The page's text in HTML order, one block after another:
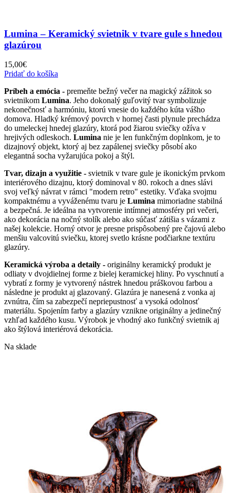
Lumina – Keramický svietnik v tvare gule s hnedou
glazúrou
15,00€
Pridať do košíka
Príbeh a emócia - premeňte bežný večer na magický zážitok so
svietnikom Lumina. Jeho dokonalý guľovitý tvar symbolizuje
nekonečnosť a harmóniu, ktorú vnesie do každého kúta vášho
domova. Hladký krémový povrch v hornej časti plynule prechádza
do umeleckej hnedej glazúry, ktorá pod žiarou sviečky ožíva v
hrejivých odleskoch. Lumina nie je len funkčným doplnkom, je to
dizajnový objekt, ktorý aj bez zapálenej sviečky pôsobí ako
elegantná socha vyžarujúca pokoj a štýl.
Tvar, dizajn a využitie - svietnik v tvare gule je ikonickým prvkom
interiérového dizajnu, ktorý dominoval v 80. rokoch a dnes slávi
svoj veľký návrat v rámci "modern retro" estetiky. Vďaka svojmu
kompaktnému a vyváženému tvaru je Lumina mimoriadne stabilná
a bezpečná. Je ideálna na vytvorenie intímnej atmosféry pri večeri,
ako dekorácia na nočný stolík alebo ako súčasť zátišia s vázami z
našej kolekcie. Horný otvor je presne prispôsobený pre čajovú alebo
menšiu valcovitú sviečku, ktorej svetlo krásne podčiarkne textúru
glazúry.
Keramická výroba a detaily - originálny keramický produkt je
odliaty v dvojdielnej forme z bielej keramickej hliny. Po vyschnutí a
vybratí z formy je vytvorený nástrek hnedou práškovou farbou a
následne je produkt aj glazovaný. Glazúra je nanesená z vonka aj
zvnútra, čím sa zabezpečí nepriepustnosť a vysoká odolnosť
materiálu. Spojením farby a glazúry vznikne originálny a jedinečný
vzhľad každého kusu. Výrobok je vhodný ako funkčný svietnik aj
ako štýlová interiérová dekorácia.
Na sklade